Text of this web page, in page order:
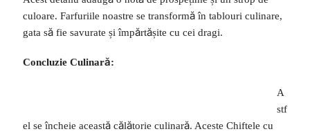
culoare. Farfuriile noastre se transformă în tablouri culinare,
gata să fie savurate și împărtășite cu cei dragi.
Concluzie Culinară:
A
stf
el se încheie această călătorie culinară. Aceste Chiftele cu